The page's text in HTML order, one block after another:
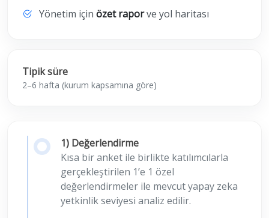
Yönetim için özet raporve yol haritası
Tipik süre
2–6 hafta (kurum kapsamına göre)
1) Değerlendirme
Kısa bir anket ile birlikte katılımcılarla
gerçekleştirilen 1’e 1 özel
değerlendirmeler ile mevcut yapay zeka
yetkinlik seviyesi analiz edilir.